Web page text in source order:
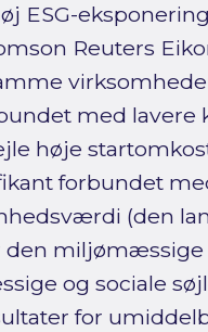
ESG-
Reuters
med
høje
forbundet
(den
den
og sociale
for